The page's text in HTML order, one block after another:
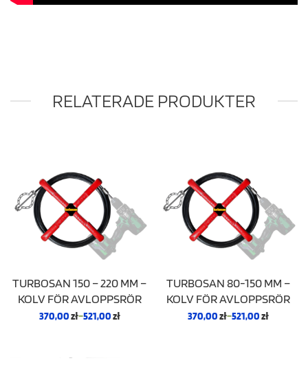
RELATERADE PRODUKTER
TURBOSAN 150 – 220 MM –
KOLV FÖR AVLOPPSRÖR
370,00zł–521,00zł
TURBOSAN 80-150 MM –
KOLV FÖR AVLOPPSRÖR
370,00zł–521,00zł